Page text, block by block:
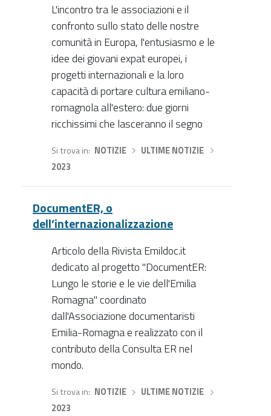
L'incontro tra le associazioni e il
confronto sullo stato delle nostre
comunità in Europa, l'entusiasmo e le
idee dei giovani expat europei, i
progetti internazionali e la loro
capacità di portare cultura emiliano-
romagnola all'estero: due giorni
ricchissimi che lasceranno il segno
Si trova in NOTIZIE› ULTIME NOTIZIE
2023
DocumentER, o
dell’internazionalizzazione
Articolo della Rivista Emildoc.it
dedicato al progetto "DocumentER:
Lungo le storie e le vie dell'Emilia
Romagna" coordinato
dall'Associazione documentaristi
Emilia-Romagna e realizzato con il
contributo della Consulta ER nel
mondo.
Si trova in NOTIZIE› ULTIME NOTIZIE
2023